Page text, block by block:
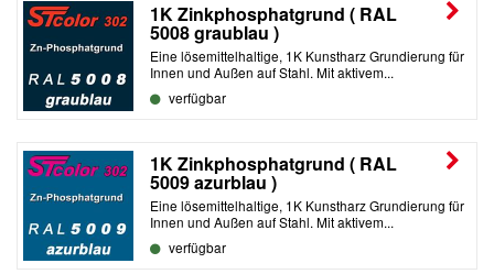
1K Zinkphosphatgrund ( RAL
5008 graublau )
Eine lösemittelhaltige, 1K Kunstharz Grundierung für
Innen und Außen auf Stahl. Mit aktivem...
verfügbar
1K Zinkphosphatgrund ( RAL
5009 azurblau )
Eine lösemittelhaltige, 1K Kunstharz Grundierung für
Innen und Außen auf Stahl. Mit aktivem...
verfügbar